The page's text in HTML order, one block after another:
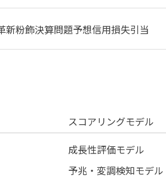
新粉飾決算問題予想信用損失引当
スコアリングモデル
成長性評価モデル
予兆・変調検知モデル